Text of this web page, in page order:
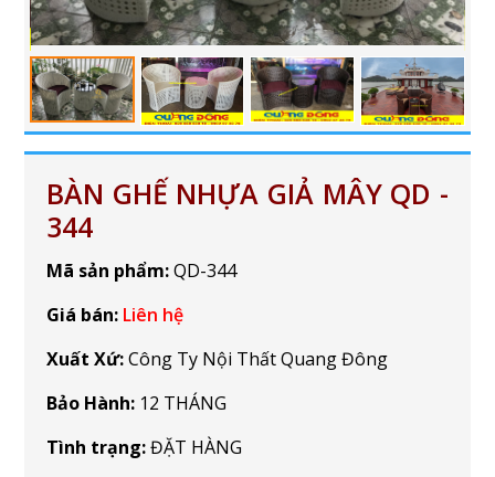
BÀN GHẾ NHỰA GIẢ MÂY QD -
344
Mã sản phẩm:QD-344
Giá bán: Liên hệ
Xuất Xứ:Công Ty Nội Thất Quang Đông
Bảo Hành: 12 THÁNG
Tình trạng:ĐẶT HÀNG